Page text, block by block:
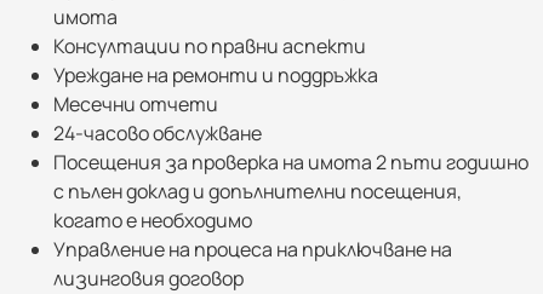
имота
Консултации по правни аспекти
Уреждане на ремонти и поддръжка
Месечни отчети
24-часово обслужване
Посещения за проверка на имота 2 пъти годишно
с пълен доклад и допълнителни посещения,
когато е необходимо
Управление на процеса на приключване на
лизинговия договор